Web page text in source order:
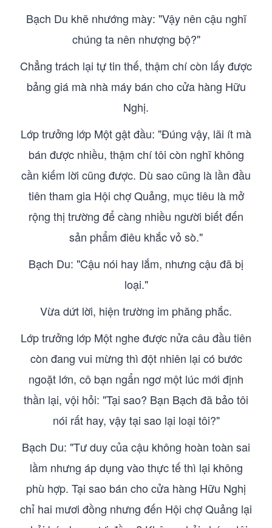
Bạch Du khẽ nhướng mày: "Vậy nên cậu nghĩ
chúng ta nên nhượng bộ?"
Chẳng trách lại tự tin thế, thậm chí còn lấy được
bảng giá mà nhà máy bán cho cửa hàng Hữu
Nghị.
Lớp trưởng lớp Một gật đầu: "Đúng vậy, lãi ít mà
bán được nhiều, thậm chí tôi còn nghĩ không
cần kiếm lời cũng được. Dù sao cũng là lần đầu
tiên tham gia Hội chợ Quảng, mục tiêu là mở
rộng thị trường để càng nhiều người biết đến
sản phẩm điêu khắc vỏ sò."
Bạch Du: "Cậu nói hay lắm, nhưng cậu đã bị
loại."
Vừa dứt lời, hiện trường im phăng phắc.
Lớp trưởng lớp Một nghe được nửa câu đầu tiên
còn đang vui mừng thì đột nhiên lại có bước
ngoặt lớn, cô bạn ngẩn ngơ một lúc mới định
thần lại, vội hỏi: "Tại sao? Bạn Bạch đã bảo tôi
nói rất hay, vậy tại sao lại loại tôi?"
Bạch Du: "Tư duy của cậu không hoàn toàn sai
lầm nhưng áp dụng vào thực tế thì lại không
phù hợp. Tại sao bán cho cửa hàng Hữu Nghị
chỉ hai mươi đồng nhưng đến Hội chợ Quảng lại